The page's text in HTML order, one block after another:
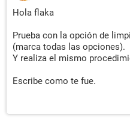
Hola flaka
Prueba con la opción de
(marca todas las opciones).
Y realiza el mismo
Escribe como te fue.